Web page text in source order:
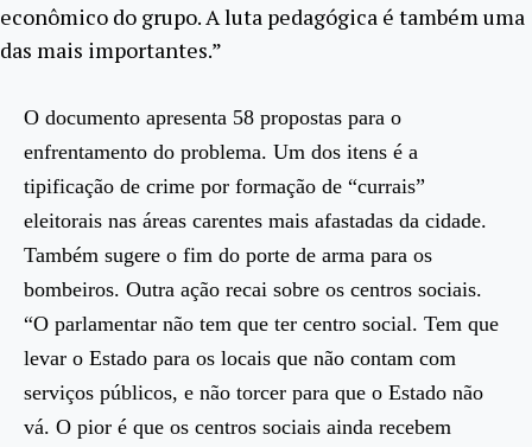
econômico do grupo. A luta pedagógica é também uma
das mais importantes.”
O documento apresenta 58 propostas para o
enfrentamento do problema. Um dos itens é a
tipificação de crime por formação de “currais”
eleitorais nas áreas carentes mais afastadas da cidade.
Também sugere o fim do porte de arma para os
bombeiros. Outra ação recai sobre os centros sociais.
“O parlamentar não tem que ter centro social. Tem que
levar o Estado para os locais que não contam com
serviços públicos, e não torcer para que o Estado não
vá. O pior é que os centros sociais ainda recebem